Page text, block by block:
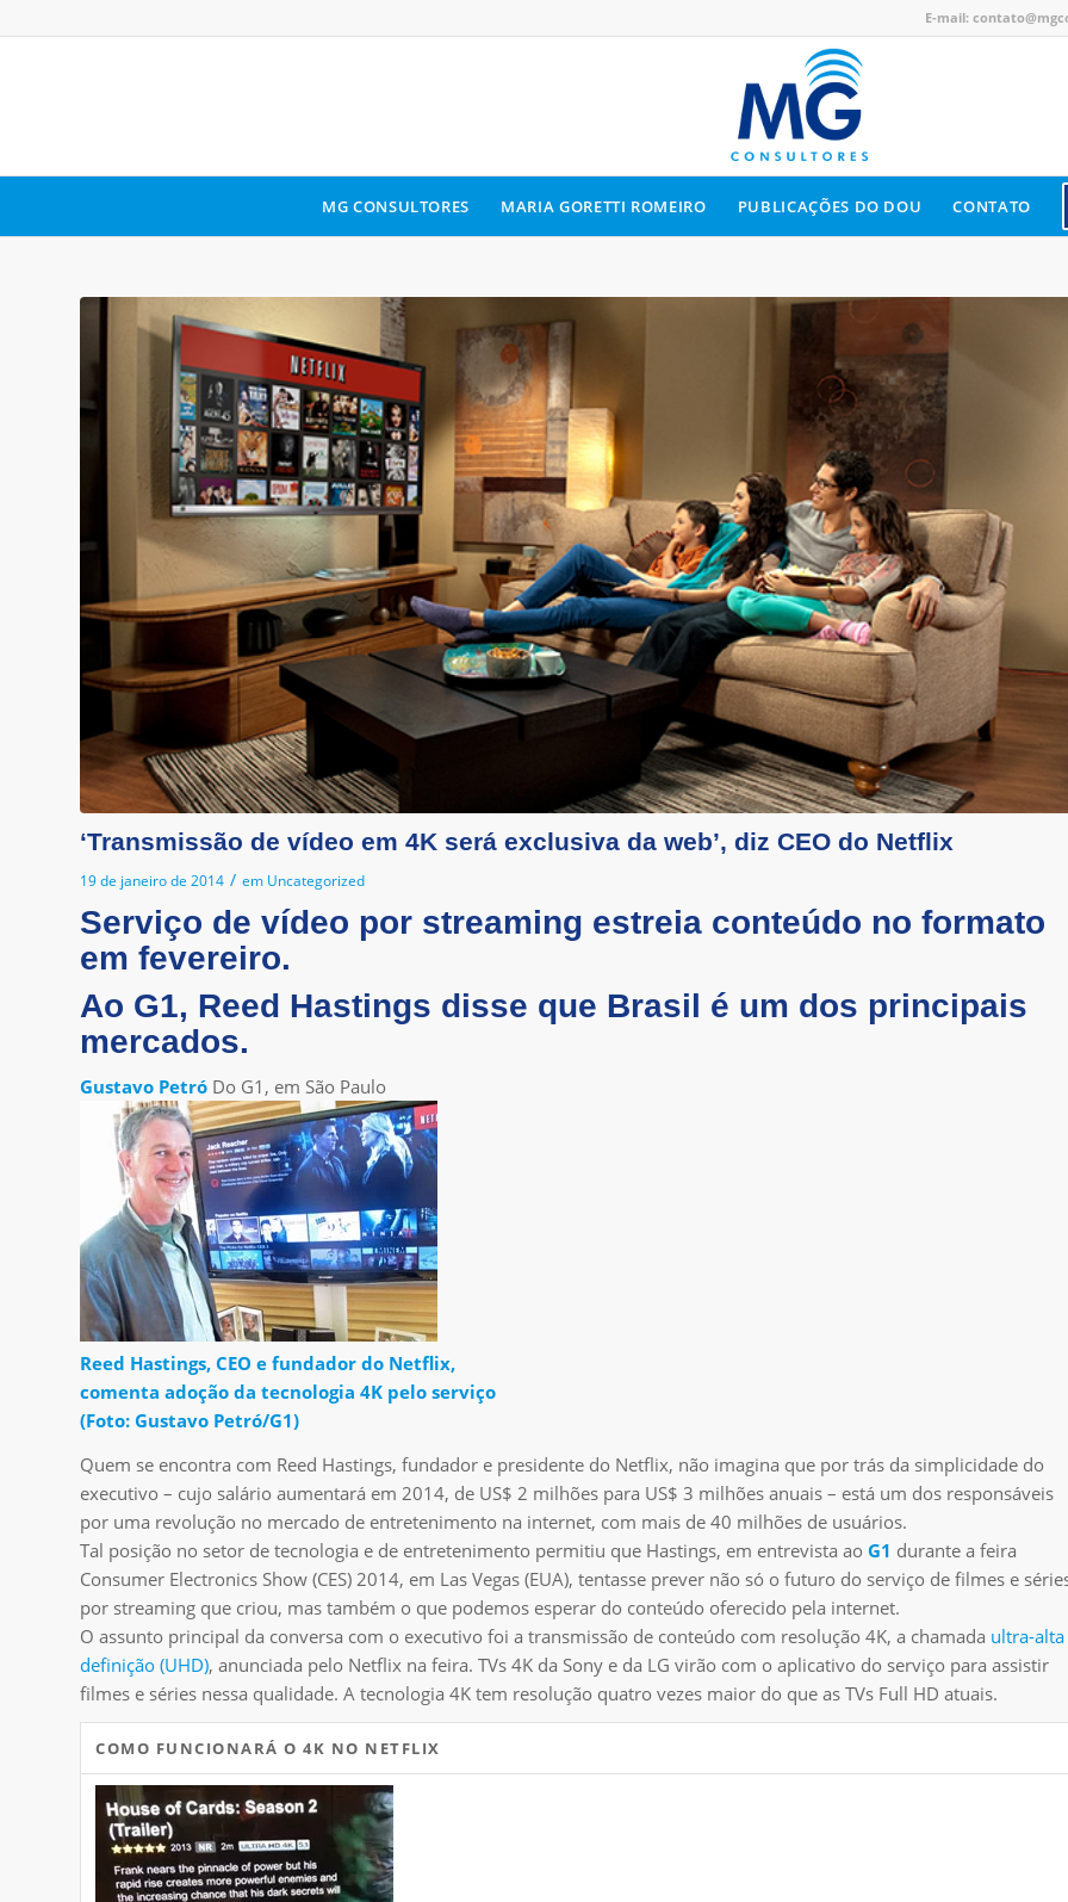
E-mail:
MG CONSULTORES MARIA GORETTI ROMEIRO PUBLICAÇÕES DO DOU CONTATO
‘Transmissão de vídeo em 4K será exclusiva da web’, diz CEO do Netflix
19 de janeiro de 2014 / em Uncategorized
Serviço de vídeo por streaming estreia conteúdo no formato
em fevereiro.
Ao G1, Reed Hastings disse que Brasil é um dos principais
mercados.
Gustavo Petró Do G1, em São Paulo
Reed Hastings, CEO e fundador do Netflix,
comenta adoção da tecnologia 4K pelo serviço
(Foto: Gustavo Petró/G1)
Quem se encontra com Reed Hastings, fundador e presidente do Netflix, não imagina que por trás da simplicidade do
executivo – cujo salário aumentará em 2014, de US$ 2 milhões para US$ 3 milhões anuais – está um dos responsáveis
por uma revolução no mercado de entretenimento na internet, com mais de 40 milhões de usuários.
Tal posição no setor de tecnologia e de entretenimento permitiu que Hastings, em entrevista ao G1 durante a feira
Consumer Electronics Show (CES) 2014, em Las Vegas (EUA), tentasse prever não só o futuro do serviço de filmes e
por streaming que criou, mas também o que podemos esperar do conteúdo oferecido pela internet.
O assunto principal da conversa com o executivo foi a transmissão de conteúdo com resolução 4K, a chamada ultra-alta
definição (UHD), anunciada pelo Netflix na feira. TVs 4K da Sony e da LG virão com o aplicativo do serviço para assistir
filmes e séries nessa qualidade. A tecnologia 4K tem resolução quatro vezes maior do que as TVs Full HD atuais.
COMO FUNCIONARÁ O 4K NO NETFLIX